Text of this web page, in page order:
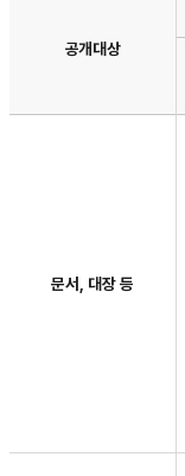
(출력물)/
공개대상
문서, 대장 등